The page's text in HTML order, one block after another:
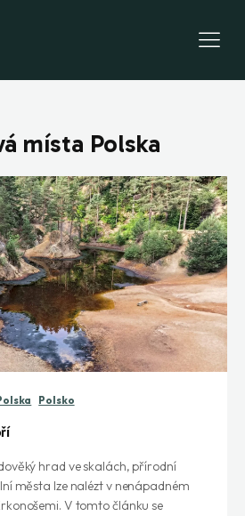
místa Polska
Polsko
hrad ve skalách, přírodní
města lze nalézt v nenápadném
V tomto článku se